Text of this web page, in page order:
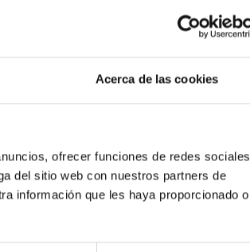
Acerca de las cookies
ofrecer funciones de redes sociales
del sitio web con nuestros partners de
información que les haya proporcionado o
REALES
140,00 €